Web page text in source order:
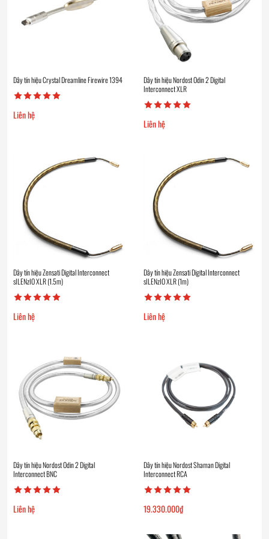
Dây tín hiệu Crystal Dreamline Firewire 1394
Liên hệ
Dây tín hiệu Nordost Odin 2 Digital
Interconnect XLR
Liên hệ
Dây tín hiệu Zensati Digital Interconnect
sILENzIO XLR (1.5m)
Liên hệ
Dây tín hiệu Zensati Digital Interconnect
sILENzIO XLR (1m)
Liên hệ
Dây tín hiệu Nordost Odin 2 Digital
Interconnect BNC
Liên hệ
Dây tín hiệu Nordost Shaman Digital
Interconnect RCA
19.330.000₫